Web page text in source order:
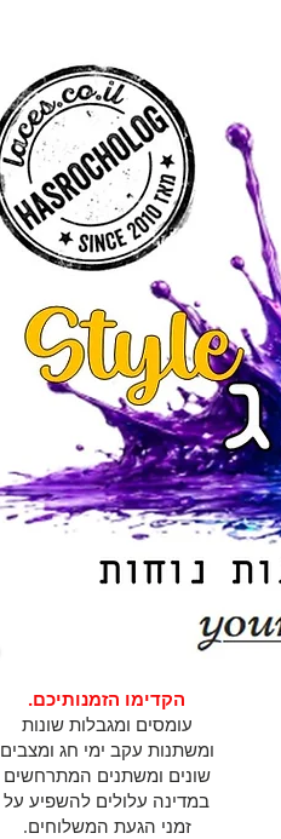
הקדימו הזמנותיכם.
עומסים ומגבלות שונות
ומשתנות עקב ימי חג ומצבים
שונים ומשתנים המתרחשים
במדינה עלולים להשפיע על
זמני הגעת המשלוחים.